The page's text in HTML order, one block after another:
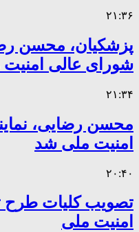
۲۱:۳۶
پزشکیان، محسن
شورای عالی
۲۱:۳۴
محسن رضایی،
امنیت ملی شد
۲۰:۴۰
تصویب کلیات طرح
امنیت ملی